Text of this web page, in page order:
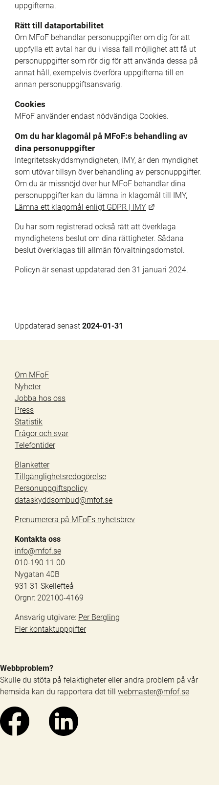
uppgifterna.
Rätt till dataportabilitet
Om MFoF behandlar personuppgifter om dig för att
uppfylla ett avtal har du i vissa fall möjlighet att få ut
personuppgifter som rör dig för att använda dessa på
annat håll, exempelvis överföra uppgifterna till en
annan personuppgiftsansvarig.
Cookies
MFoF använder endast nödvändiga Cookies.
Om du har klagomål på MFoF:s behandling av
dina personuppgifter
Integritetsskyddsmyndigheten, IMY, är den myndighet
som utövar tillsyn över behandling av personuppgifter.
Om du är missnöjd över hur MFoF behandlar dina
Lämna ett klagomål enligt GDPR | IMY
Du har som registrerad också rätt att överklaga
myndighetens beslut om dina rättigheter. Sådana
beslut överklagas till allmän förvaltningsdomstol.
Policyn är senast uppdaterad den 31 januari 2024.
Uppdaterad senast 2024-01-31
Om MFoF
Nyheter
Jobba hos oss
Press
Statistik
Frågor och svar
Telefontider
Blanketter
Tillgänglighetsredogörelse
Personuppgiftspolicy
dataskyddsombud@mfof.se
Prenumerera på MFoFs nyhetsbrev
Kontakta oss
info@mfof.se
010-190 11 00
Nygatan 40B
931 31 Skellefteå
Orgnr: 202100-4169
Ansvarig utgivare: Per Bergling
Fler kontaktuppgifter
Webbproblem?
Skulle du stöta på felaktigheter eller andra problem på vår
hemsida kan du rapportera det till webmaster@mfof.se